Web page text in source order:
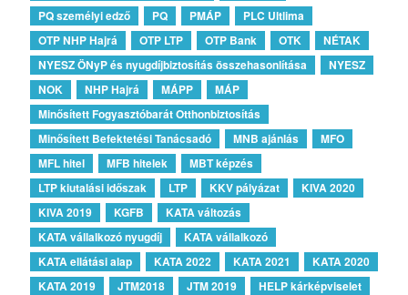
PQ személyi edző
PQ PMÁP
PLC Ultlima
OTP NHP Hajrá
OTP LTP OTP Bank OTK
NÉTAK
NYESZ ÖNyP és nyugdíjbiztosítás összehasonlítása
NYESZ
NOK
NHP Hajrá MÁPP
MÁP
Minősített Fogyasztóbarát Otthonbiztosítás
Minősített Befektetési Tanácsadó
MNB ajánlás
MFO
MFL hitel
MFB hitelek
MBT képzés
LTP kiutalási időszak
LTP KKV pályázat
KIVA 2020
KIVA 2019
KGFB
KATA változás
KATA vállalkozó nyugdíj
KATA vállalkozó
KATA ellátási alap
KATA 2022 KATA 2021
KATA 2020
KATA 2019
JTM2018 JTM 2019
HELP kárképviselet